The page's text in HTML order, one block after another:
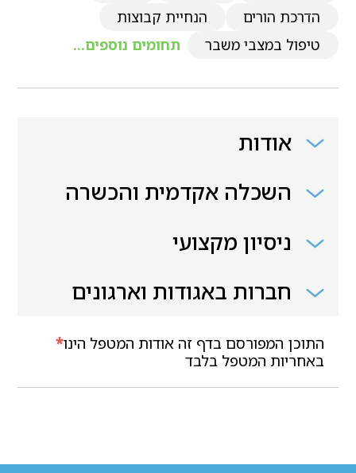
הדרכת הורים
הנחיית קבוצות
טיפול במצבי משבר
תחומים נוספים...
אודות
השכלה אקדמית והכשרה
ניסיון מקצועי
חברות באגודות וארגונים
*התוכן המפורסם בדף זה אודות המטפל הינו
באחריות המטפל בלבד